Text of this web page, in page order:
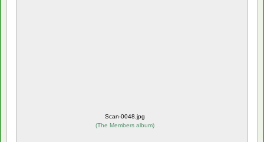
Scan-0048.jpg
(The Members album)